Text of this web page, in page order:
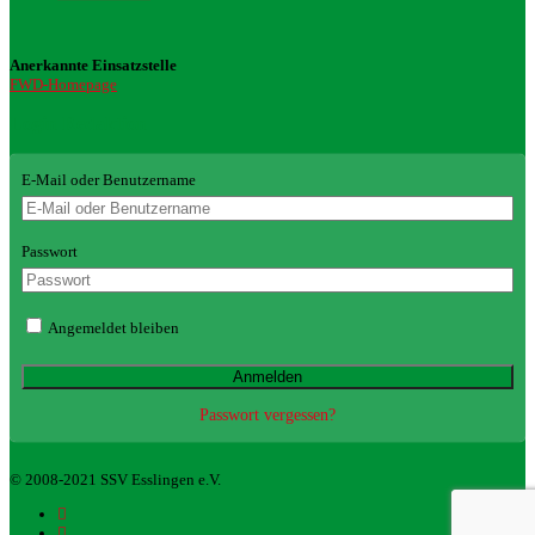
Anerkannte Einsatzstelle
FWD-Homepage
E-Mail oder Benutzername
Passwort
Angemeldet bleiben
Passwort vergessen?
© 2008-2021 SSV Esslingen e.V.